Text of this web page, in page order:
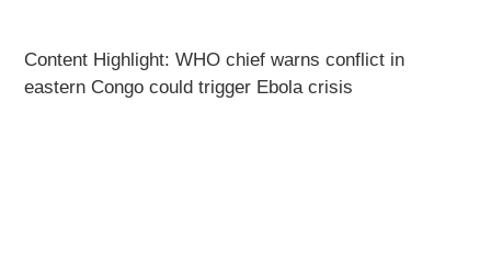
Content Highlight: WHO chief warns conflict in
eastern Congo could trigger Ebola crisis